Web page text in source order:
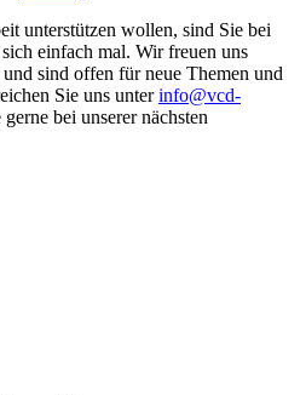
unterstützen wollen, sind Sie bei
einfach mal. Wir freuen uns
sind offen für neue Themen und
Sie uns unterinfo@vcd-
bei unserer nächsten